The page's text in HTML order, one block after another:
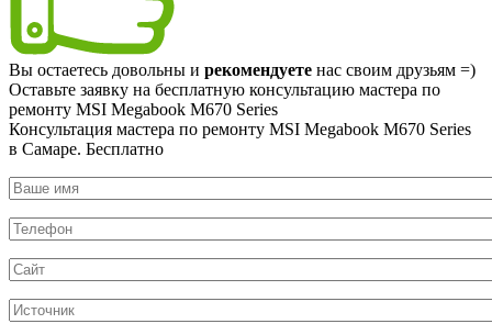
Вы остаетесь довольны и рекомендуете нас своим друзьям =)
Оставьте заявку на бесплатную консультацию мастера по
ремонту MSI Megabook M670 Series
Консультация мастера по ремонту MSI Megabook M670 Series
в Самаре. Бесплатно